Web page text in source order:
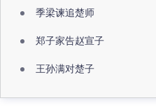
季梁谏追楚师
郑子家告赵宣子
王孙满对楚子